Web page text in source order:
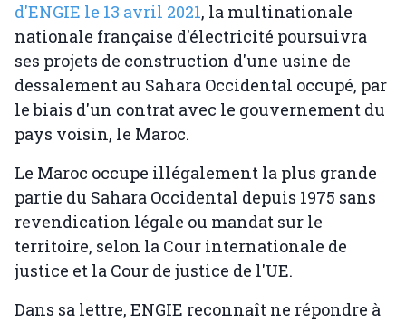
d'ENGIE le 13 avril 2021, la multinationale
nationale française d'électricité poursuivra
ses projets de construction d'une usine de
dessalement au Sahara Occidental occupé, par
le biais d'un contrat avec le gouvernement du
pays voisin, le Maroc.
Le Maroc occupe illégalement la plus grande
partie du Sahara Occidental depuis 1975 sans
revendication légale ou mandat sur le
territoire, selon la Cour internationale de
justice et la Cour de justice de l'UE.
Dans sa lettre, ENGIE reconnaît ne répondre à